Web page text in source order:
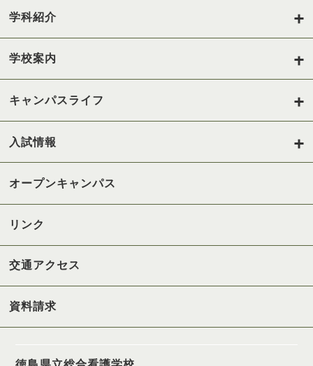
学科紹介
学校案内
キャンパスライフ
入試情報
オープンキャンパス
リンク
交通アクセス
資料請求